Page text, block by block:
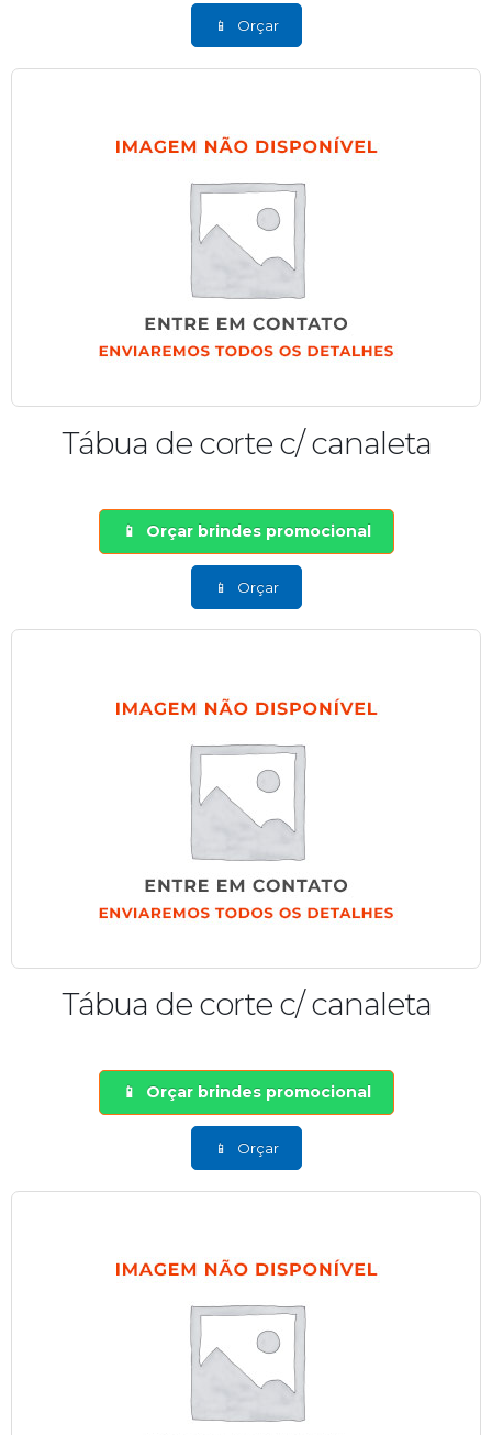
Orçar
Tábua de corte c/ canaleta
Orçar brindes promocional
Orçar
Tábua de corte c/ canaleta
Orçar brindes promocional
Orçar